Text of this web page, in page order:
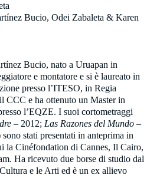
Bucio, Odei Zabaleta & Karen
Bucio, nato a Uruapan in
e montatore e si è laureato in
presso l’ITESO, in Regia
CCC e ha ottenuto un Master in
l’EQZE. I suoi cortometraggi
– 2012; Las Razones del Mundo–
stati presentati in anteprima in
la Cinéfondation di Cannes, Il Cairo,
Ha ricevuto due borse di studio dal
e le Arti ed è un ex allievo